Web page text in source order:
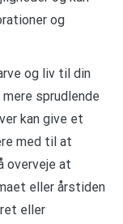
og
og liv til din
sprudlende
kan give et
med til at
overveje at
eller årstiden
eller